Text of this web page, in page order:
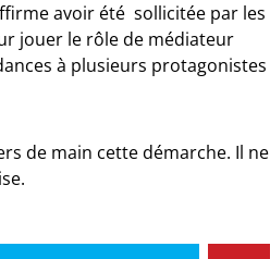
avoir été sollicitée par les
jouer le rôle de médiateur
à plusieurs protagonistes
de main cette démarche. Il ne